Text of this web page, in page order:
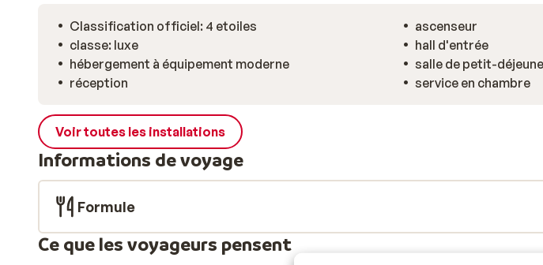
Classification officiel: 4 etoiles
classe: luxe
hébergement à équipement moderne
réception
ascenseur
hall d'entrée
salle de petit-
service en chambre
Voir toutes les installations
Informations de voyage
Formule
Ce que les voyageurs pensent